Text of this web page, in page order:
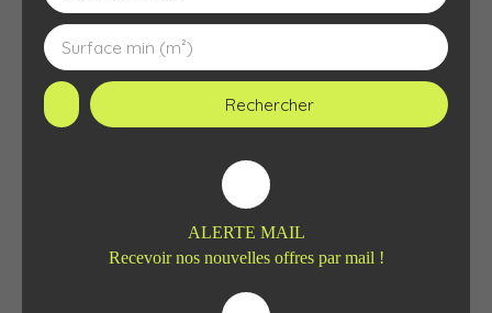
Surface min (m²)
Rechercher
ALERTE MAIL
Recevoir nos nouvelles offres par mail !